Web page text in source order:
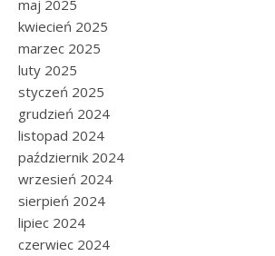
maj 2025
kwiecień 2025
marzec 2025
luty 2025
styczeń 2025
grudzień 2024
listopad 2024
październik 2024
wrzesień 2024
sierpień 2024
lipiec 2024
czerwiec 2024